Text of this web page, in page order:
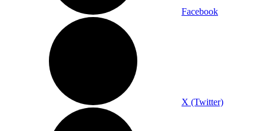
Facebook
X (Twitter)